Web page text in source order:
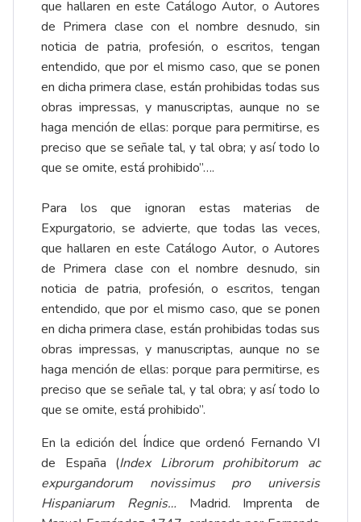
Para los que ignoran estas materias de
Expurgatorio, se advierte, que todas las veces,
que hallaren en este Catálogo Autor, o Autores
de Primera clase con el nombre desnudo, sin
noticia de patria, profesión, o escritos, tengan
entendido, que por el mismo caso, que se ponen
en dicha primera clase, están prohibidas todas sus
obras impressas, y manuscriptas, aunque no se
haga mención de ellas: porque para permitirse, es
preciso que se señale tal, y tal obra; y así todo lo
que se omite, está prohibido”.
En la edición del Índice que ordenó Fernando VI
de España (Index Librorum prohibitorum ac
expurgandorum novissimus pro universis
Hispaniarum Regnis… Madrid. Imprenta de